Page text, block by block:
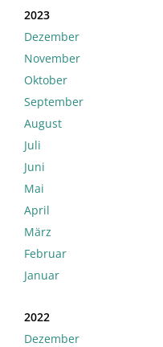
2023
Dezember
November
Oktober
September
August
Juli
Juni
Mai
April
März
Februar
Januar
2022
Dezember